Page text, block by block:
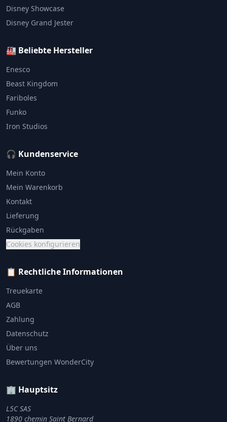
Disney Showcase
Disney Grand Jester
🏭 Beliebte Hersteller
Enesco
Beast Kingdom
Fariboles
Funko
Iron Studios
🎧 Kundenservice
Mein Konto
Mein Warenkorb
Kontakt
Lieferung
Rückgaben
Cookies konfigurieren
📋 Rechtliche Informationen
Treuekarte
AGB
Zahlung
Datenschutz
Über uns
Bewertungen WonderCity
🏢 Hauptsitz
L5C SAS
1890 chemin Saint Bernard